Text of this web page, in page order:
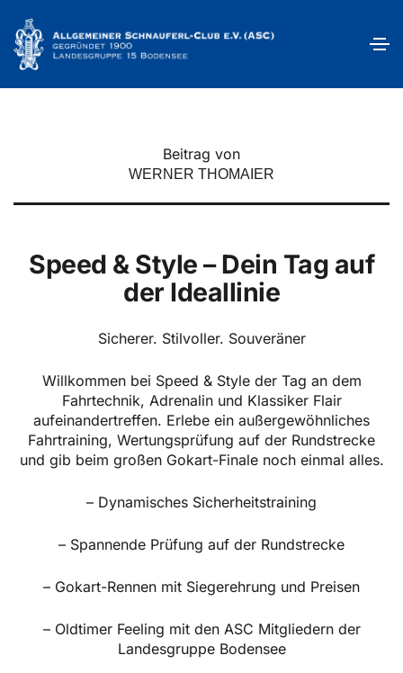
Speed & Style
Beitrag von
WERNER THOMAIER
Speed & Style – Dein Tag auf
der Ideallinie
Sicherer. Stilvoller. Souveräner
Willkommen bei Speed & Style der Tag an dem
Fahrtechnik, Adrenalin und Klassiker Flair
aufeinandertreffen. Erlebe ein außergewöhnliches
Fahrtraining, Wertungsprüfung auf der Rundstrecke
und gib beim großen Gokart-Finale noch einmal alles.
– Dynamisches Sicherheitstraining
– Spannende Prüfung auf der Rundstrecke
– Gokart-Rennen mit Siegerehrung und Preisen
– Oldtimer Feeling mit den ASC Mitgliedern der
Landesgruppe Bodensee